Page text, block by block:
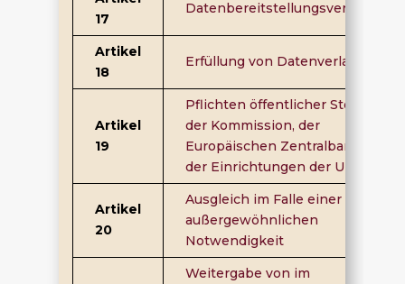
17
Datenbereitstellungsverlangen
Artikel
18
Erfüllung von Datenverlangen
Artikel
19
Pflichten öffentlicher Stellen,
der Kommission, der
Europäischen Zentralbank und
der Einrichtungen der Union
Artikel
20
Ausgleich im Falle einer
außergewöhnlichen
Notwendigkeit
Weitergabe von im